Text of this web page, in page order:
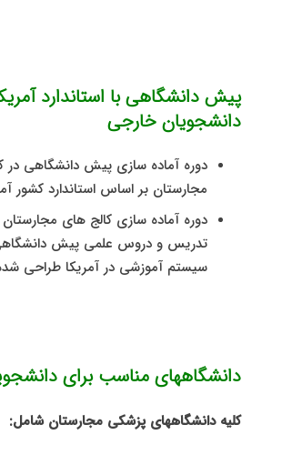
پیش دانشگاهی با استاندارد
دانشجویان خارجی
دوره آماده سازی پيش دانشگاهی در
مجارستان بر اساس استاندارد کشور
دوره آماده سازی کالج های مجارستان
تدريس و دروس علمی پيش
سیستم آموزشی در آمریکا طراحی
دانشگاههای مناسب برای
کلیه دانشگاههای پزشکی مجارستان شامل: